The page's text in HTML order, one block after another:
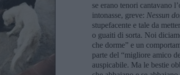
se erano tenori cantavano
intonasse, greve: Nessun
stupefacente e tale da
o guaiti di sorta. Noi
che dorme” e un
parte del “migliore amico
auspicabile. Ma le bestie